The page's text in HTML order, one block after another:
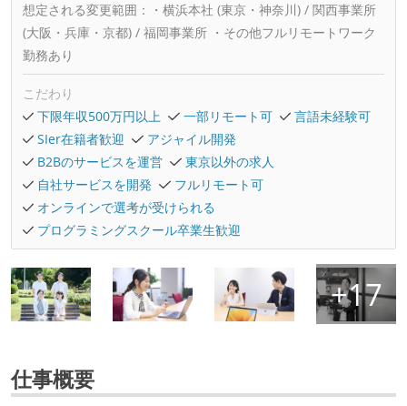
想定される変更範囲：
・横浜本社 (東京・神奈川) / 関西事業所
(大阪・兵庫・京都) / 福岡事業所 ・その他フルリモートワーク
勤務あり
こだわり
下限年収500万円以上
一部リモート可
言語未経験可
SIer在籍者歓迎
アジャイル開発
B2Bのサービスを運営
東京以外の求人
自社サービスを開発
フルリモート可
オンラインで選考が受けられる
プログラミングスクール卒業生歓迎
仕事概要